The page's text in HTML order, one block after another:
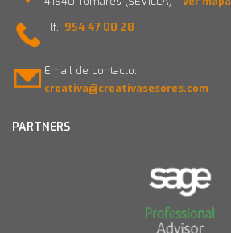
Tlf.: 954 47 00 28
Email de contacto:
creativa@creativasesores.com
PARTNERS